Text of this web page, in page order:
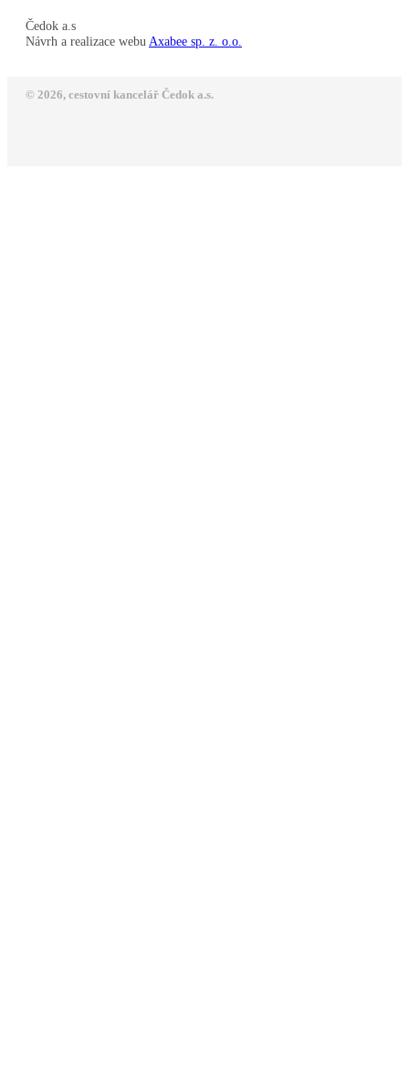
Čedok a.s
Návrh a realizace webu Axabee sp. z. o.o.
© 2026, cestovní kancelář Čedok a.s.